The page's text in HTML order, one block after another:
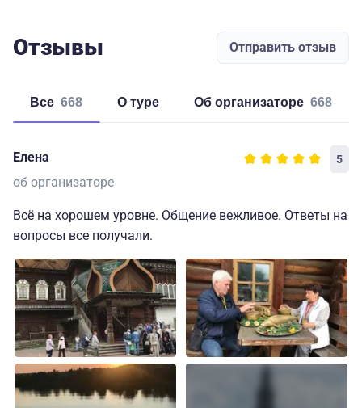
Отзывы Отправить отзыв
Все 668 о туре об организаторе 668
Елена 5
об организаторе
Всё на хорошем уровне. Общение вежливое. Ответы на
вопросы все получали.